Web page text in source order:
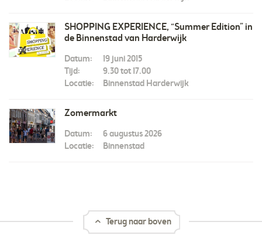
SHOPPING EXPERIENCE, “Summer Edition” in
de Binnenstad van Harderwijk
Datum:
19 juni 2015
Tijd:
9.30 tot 17.00
Locatie:
Binnenstad Harderwijk
Zomermarkt
Datum:
6 augustus 2026
Locatie:
Binnenstad
Terug naar boven